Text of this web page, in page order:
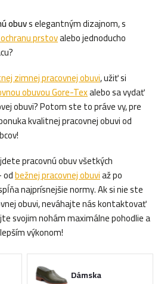
obuvs elegantným dizajnom, s
prstovalebo jednoducho
zimnej pracovnej obuvi, užiť si
obuvou Gore-Texalebo sa vydať
obuvi? Potom ste to práve vy, pre
kvalitnej pracovnej obuvi od
pracovnú obuv všetkých
bežnej pracovnej obuviaž po
najprísnejšie normy. Ak si nie ste
obuvi, neváhajte nás kontaktovať
svojim nohám maximálne pohodlie a
výkonom!
Dámska